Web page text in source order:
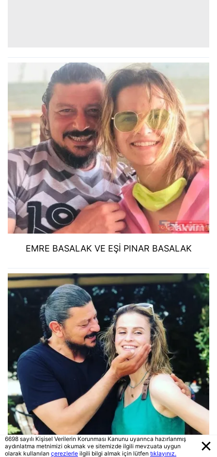
EMRE BASALAK VE EŞİ PINAR BASALAK
6698 sayılı Kişisel Verilerin Korunması Kanunu uyarınca hazırlanmış
aydınlatma metnimizi okumak ve sitemizde ilgili mevzuata uygun
olarak kullanılan çerezlerle ilgili bilgi almak için lütfen tıklayınız.